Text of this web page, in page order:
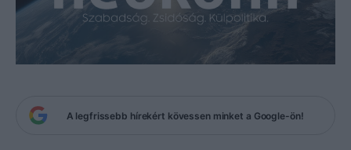
A legfrissebb hírekért kövessen minket a Google-ön!